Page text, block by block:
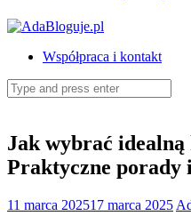
Współpraca i kontakt
Search
for:
Jak wybrać
Praktyczne porady
11 marca 202517 marca 2025